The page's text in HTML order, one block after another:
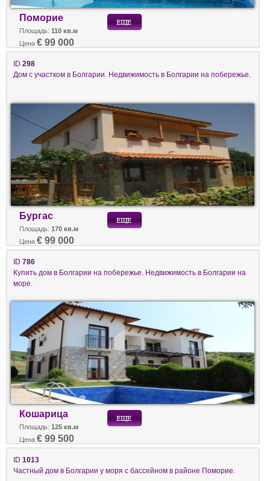
Поморие
Площадь: 110 кв.м
Цена € 99 000
ID 298
Дом с участком в Болгарии. Недвижимость в Болгарии на побережье.
Бургас
Площадь: 170 кв.м
Цена € 99 000
ID 786
Купить дом в Болгарии на побережье. Недвижимость в Болгарии на
море.
Кошарица
Площадь: 125 кв.м
Цена € 99 500
ID 1013
Частный дом в Болгарии у моря с бассейном в районе Поморие.